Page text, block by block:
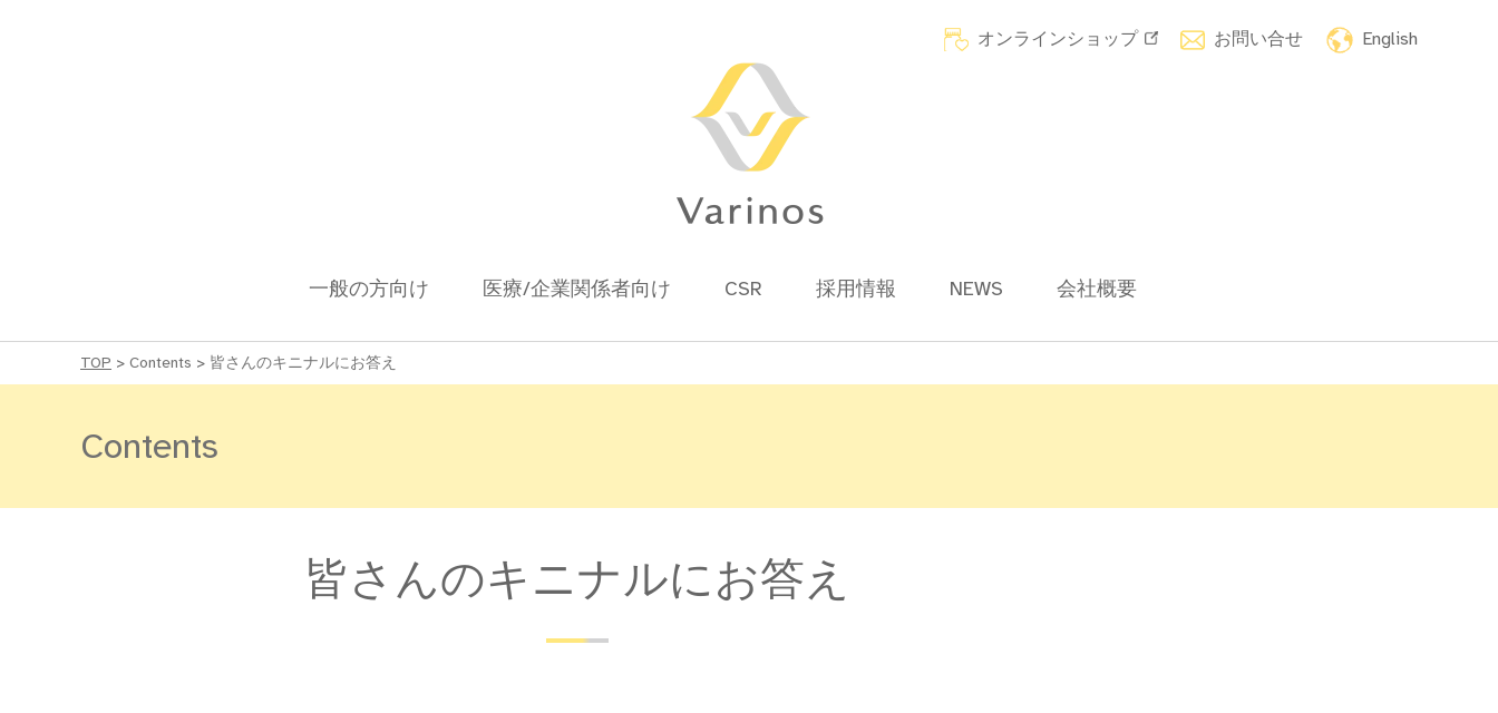
オンラインショップ お問い合せ English
一般の方向け 医療/企業関係者向け CSR 採用情報 NEWS 会社概要
TOP > Contents > 皆さんのキニナルにお答え
Contents
皆さんのキニナルにお答え